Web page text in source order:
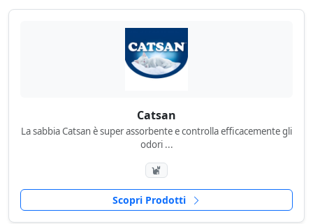
Catsan
La sabbia Catsan è super assorbente e controlla efficacemente gli
odori ...
Scopri Prodotti